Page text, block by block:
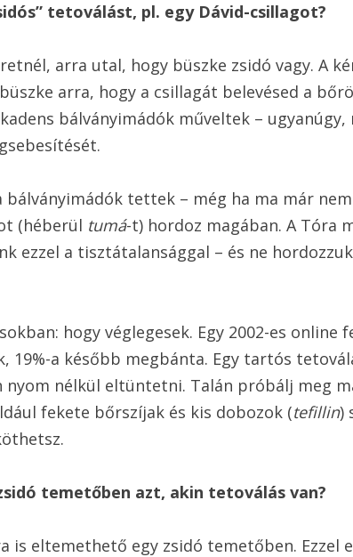
tetoválást, pl. egy Dávid-csillagot?
arra utal, hogy büszke zsidó vagy. A
arra, hogy a csillagát belevésed a
bálványimádók műveltek – ugyanúgy,
tettek – még ha ma már
(héberül tumá-t) hordoz magában. A Tóra
ezzel a tisztátalansággal – és ne
hogy véglegesek. Egy 2002-es online
19%-a később megbánta. Egy tartós
nyom nélkül eltüntetni. Talán próbálj meg
fekete bőrszíjak és kis dobozok (tefillin)
temetőben azt, akin tetoválás van?
is eltemethető egy zsidó temetőben. Ezzel